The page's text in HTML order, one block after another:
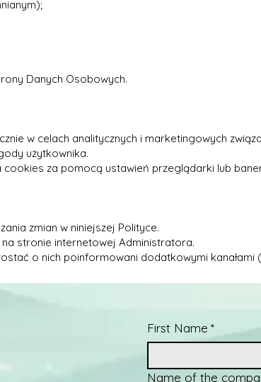
Danych Osobowych.
w celach analitycznych i marketingowych
użytkownika.
cookies za pomocą ustawień przeglądarki lub
zmian w niniejszej Polityce.
stronie internetowej Administratora.
o nich poinformowani dodatkowymi kanałami
First Name *
Name of the